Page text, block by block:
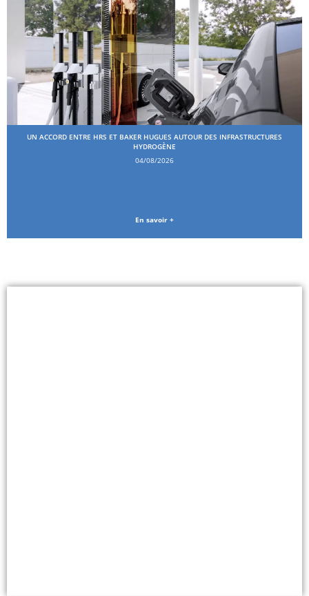
UN ACCORD ENTRE HRS ET BAKER HUGUES AUTOUR DES INFRASTRUCTURES
HYDROGÈNE
04/08/2026
En savoir +